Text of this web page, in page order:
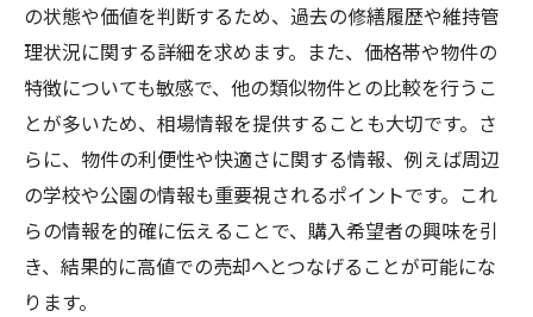
の状態や価値を判断するため、過去の修繕履歴や維持管
理状況に関する詳細を求めます。また、価格帯や物件の
特徴についても敏感で、他の類似物件との比較を行うこ
とが多いため、相場情報を提供することも大切です。さ
らに、物件の利便性や快適さに関する情報、例えば周辺
の学校や公園の情報も重要視されるポイントです。これ
らの情報を的確に伝えることで、購入希望者の興味を引
き、結果的に高値での売却へとつなげることが可能にな
ります。